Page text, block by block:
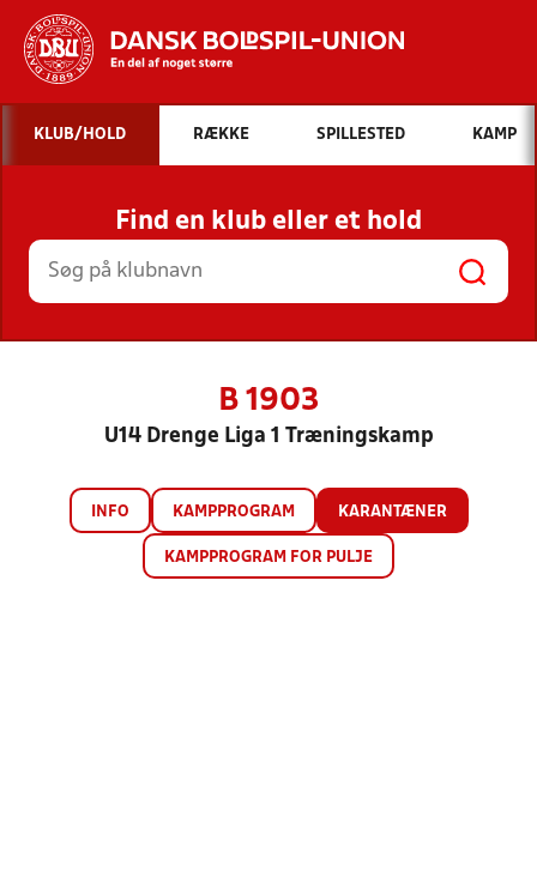
Hvad vil du søge efter?
INDHOLD OG NYHEDER
STILLINGER, RESULTATER, KLUBBER OG
HOLD
KLUB/HOLD RÆKKE SPILLESTED KAMP
Find en klub eller et hold
B 1903
U14 Drenge Liga 1 Træningskamp
INFO KAMPPROGRAM KARANTÆNER
KAMPPROGRAM FOR PULJE